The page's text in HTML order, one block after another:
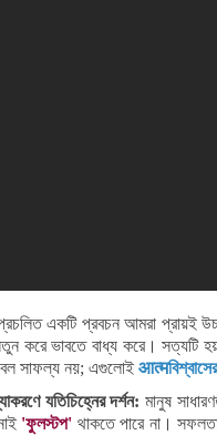
একটি প্রবচন আমরা প্রায়ই
করে ভাবতে বাধ্য করে।
সাফল্য নয়; এগুলোই आत्मবিশ্বাসের
যতিচিহ্নের দর্শন: মানুষ
'ফুলস্টপ' থাকতে পারে না।